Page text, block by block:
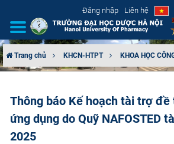
Đăng nhập Liên hệ
CƠ CẤU TỔ CHỨC
TUYỂN SINH
Trang chủ KHCN-HTPT KHOA HỌC
Thông báo Kế hoạch tài trợ
ứng dụng do Quỹ NAFOSTED
2025